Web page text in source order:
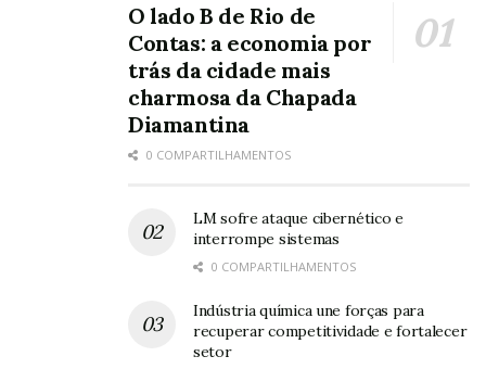
O lado B de Rio de
Contas: a economia por
trás da cidade mais
charmosa da Chapada
Diamantina
0 COMPARTILHAMENTOS
LM sofre ataque cibernético e
interrompe sistemas
0 COMPARTILHAMENTOS
Indústria química une forças para
recuperar competitividade e fortalecer
setor